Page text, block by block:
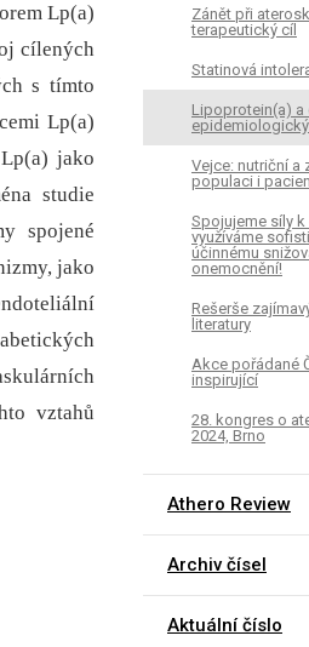
Lp(a)
cílených
s tímto
Lp(a)
jako
studie
spojené
jako
vztahů
Zánět při
terapeutický cíl
Statinová
Lipoprotein(a)
Vejce: nutriční a
populaci i
Spojujeme síly
využíváme
účinnému
onemocnění!
Rešerše
literatury
Akce pořádané
inspirující
28. kongres o
2024, Brno
Athero Review
Archiv čísel
Aktuální číslo